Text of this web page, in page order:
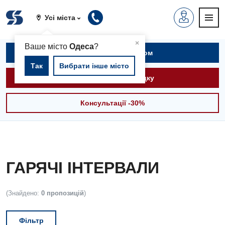
Усі міста
×
Ваше містоОдеса?
Так Вибрати інше місто
Записатися на прийом
Викликати швидку
Консультації -30%
ГАРЯЧІ ІНТЕРВАЛИ
(Знайдено: 0 пропозицій)
Фільтр